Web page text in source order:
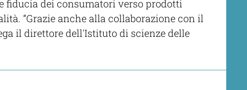
fiducia dei consumatori verso prodotti
“Grazie anche alla collaborazione con il
il direttore dell'Istituto di scienze delle